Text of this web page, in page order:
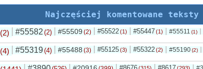
Najczęściej komentowane teksty
(2) #55582 (2) #55509 (2) #55522 (1) #55447 (1) #55511 (1)
(4) #55319(4) #55488 (3) #55125 (3) #55322 (2) #55190 (2)